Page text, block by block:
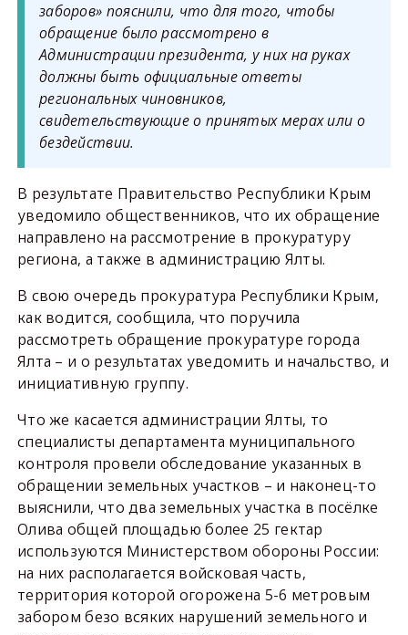
заборов» пояснили, что для того, чтобы
обращение было рассмотрено в
Администрации президента, у них на руках
должны быть официальные ответы
региональных чиновников,
свидетельствующие о принятых мерах или о
бездействии.
В результате Правительство Республики Крым
уведомило общественников, что их обращение
направлено на рассмотрение в прокуратуру
региона, а также в администрацию Ялты.
В свою очередь прокуратура Республики Крым,
как водится, сообщила, что поручила
рассмотреть обращение прокуратуре города
Ялта – и о результатах уведомить и начальство, и
инициативную группу.
Что же касается администрации Ялты, то
специалисты департамента муниципального
контроля провели обследование указанных в
обращении земельных участков – и наконец-то
выяснили, что два земельных участка в посёлке
Олива общей площадью более 25 гектар
используются Министерством обороны России:
на них располагается войсковая часть,
территория которой огорожена 5-6 метровым
забором безо всяких нарушений земельного и